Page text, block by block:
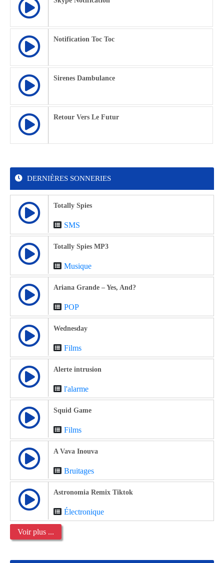
Notification Toc Toc
Sirenes Dambulance
Retour Vers Le Futur
DERNIÈRES SONNERIES
Totally Spies
SMS
Totally Spies MP3
Musique
Ariana Grande – Yes, And?
POP
Wednesday
Films
Alerte intrusion
l'alarme
Squid Game
Films
A Vava Inouva
Bruitages
Astronomia Remix Tiktok
Électronique
Voir plus ...